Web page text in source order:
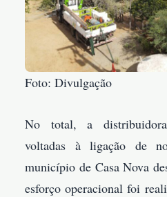
Foto: Divulgação
No total, a
voltadas à ligação de
município de Casa Nova
esforço operacional foi